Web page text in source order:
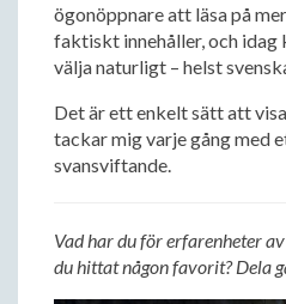
ögonöppnare att läsa på
faktiskt innehåller, och
välja naturligt – helst
Det är ett enkelt sätt att
tackar mig varje gång med
svansviftande.
Vad har du för erfarenheter
du hittat någon favorit? Dela